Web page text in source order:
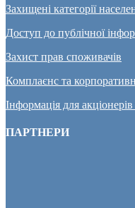
Захищені категорії
Доступ до публічної
Захист прав споживачів
Комплаєнс та
Інформація для
ПАРТНЕРИ